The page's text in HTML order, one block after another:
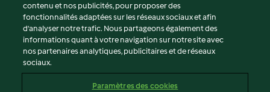
Conditions d'utilisation
Politique de confidentialité
Non-responsabilité
Mentions légales
contenu et nos publicités, pour proposer des
fonctionnalités adaptées sur les réseaux sociaux et afin
d’analyser notre trafic. Nous partageons également des
informations quant à votre navigation sur notre site avec
nos partenaires analytiques, publicitaires et de réseaux
sociaux.
Paramètres des cookies